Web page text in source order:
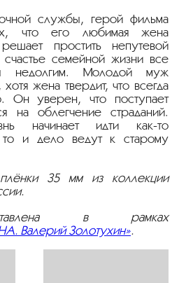
службы, герой фильма
что его любимая жена
простить непутевой
семейной жизни все
недолгим. Молодой муж
хотя жена твердит, что всегда
Он уверен, что поступает
на облегчение страданий.
начинает идти как-то
то и дело ведут к старому
35 мм из коллекции
в рамках
Валерий Золотухин».